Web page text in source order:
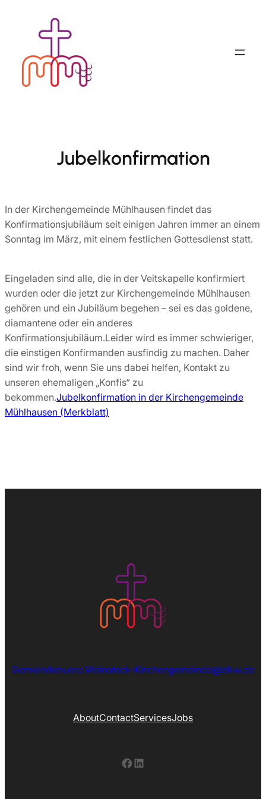
springen
Jubelkonfirmation
In der Kirchengemeinde Mühlhausen findet das
Konfirmationsjubiläum seit einigen Jahren immer an einem
Sonntag im März, mit einem festlichen Gottesdienst statt.
Eingeladen sind alle, die in der Veitskapelle konfirmiert
wurden oder die jetzt zur Kirchengemeinde Mühlhausen
gehören und ein Jubiläum begehen – sei es das goldene,
diamantene oder ein anderes
Konfirmationsjubiläum.Leider wird es immer schwieriger,
die einstigen Konfirmanden ausfindig zu machen. Daher
sind wir froh, wenn Sie uns dabei helfen, Kontakt zu
unseren ehemaligen „Konfis“ zu
bekommen.Jubelkonfirmation in der Kirchengemeinde
Mühlhausen (Merkblatt)
Gemeindebuero.Weinstock-Kirchengemeinde@elkw.de
AboutContactServicesJobs
Facebook LinkedIn